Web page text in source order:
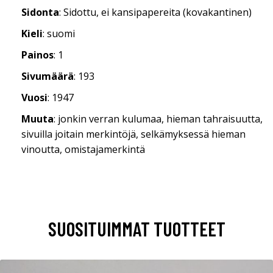
Sidonta: Sidottu, ei kansipapereita (kovakantinen)
Kieli: suomi
Painos: 1
Sivumäärä: 193
Vuosi: 1947
Muuta: jonkin verran kulumaa, hieman tahraisuutta,
sivuilla joitain merkintöjä, selkämyksessä hieman
vinoutta, omistajamerkintä
SUOSITUIMMAT TUOTTEET